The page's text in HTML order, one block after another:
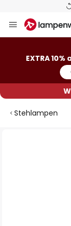
Inhalt
EXTRA 10%
Stehlampen